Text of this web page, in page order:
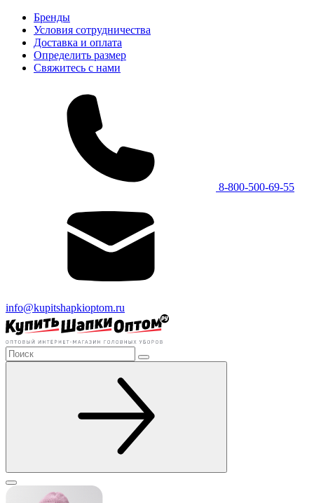
Бренды
Условия сотрудничества
Доставка и оплата
Определить размер
Свяжитесь с нами
8-800-500-69-55
info@kupitshapkioptom.ru